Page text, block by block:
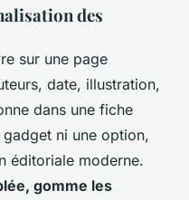
des
sur une page
date, illustration,
dans une fiche
gadget ni une option,
éditoriale moderne.
gomme les